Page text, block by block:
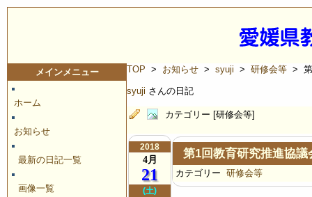
メインメニュー
ホーム
お知らせ
最新の日記一覧
画像一覧
TOP > お知らせ > syuji > 研修会等 > 第
syuji さんの日記
カテゴリー [研修会等]
2018
4月
21
(土)
第1回教育研究推進協議
カテゴリー 研修会等